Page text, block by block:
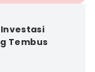
Tembus